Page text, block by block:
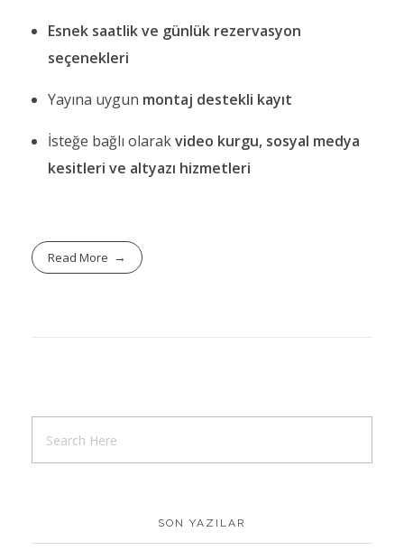
Esnek saatlik ve günlük rezervasyon
seçenekleri
Yayına uygun montaj destekli kayıt
İsteğe bağlı olarakvideo kurgu, sosyal medya
kesitleri ve altyazı hizmetleri
Read More
SON YAZILAR